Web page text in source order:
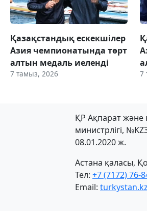
Қазақстандық ескекшілер
Азия чемпионатында төрт
алтын медаль иеленді
7 тамыз, 2026 7
ҚР Ақпарат және
министрлігі,
08.01.2020 ж.
Астана қаласы,
Тел: +7 (7172) 76-
Email: